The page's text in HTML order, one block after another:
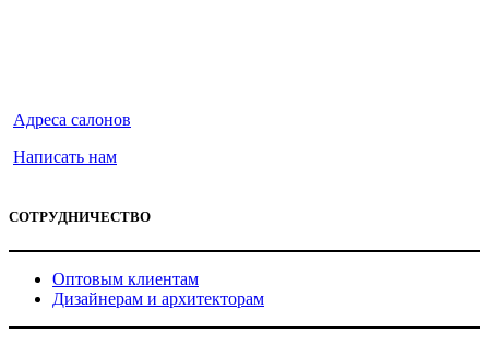
Адреса салонов
Написать нам
СОТРУДНИЧЕСТВО
Оптовым клиентам
Дизайнерам и архитекторам